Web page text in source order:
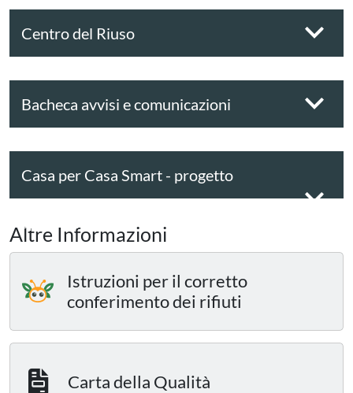
Centro del Riuso
Bacheca avvisi e comunicazioni
Casa per Casa Smart - progetto
Altre Informazioni
Istruzioni per il corretto
conferimento dei rifiuti
Carta della Qualità